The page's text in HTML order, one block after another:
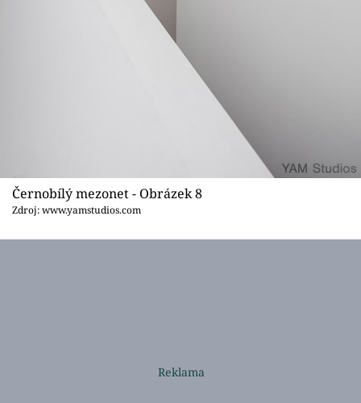
Černobílý mezonet - Obrázek 8
Zdroj: www.yamstudios.com